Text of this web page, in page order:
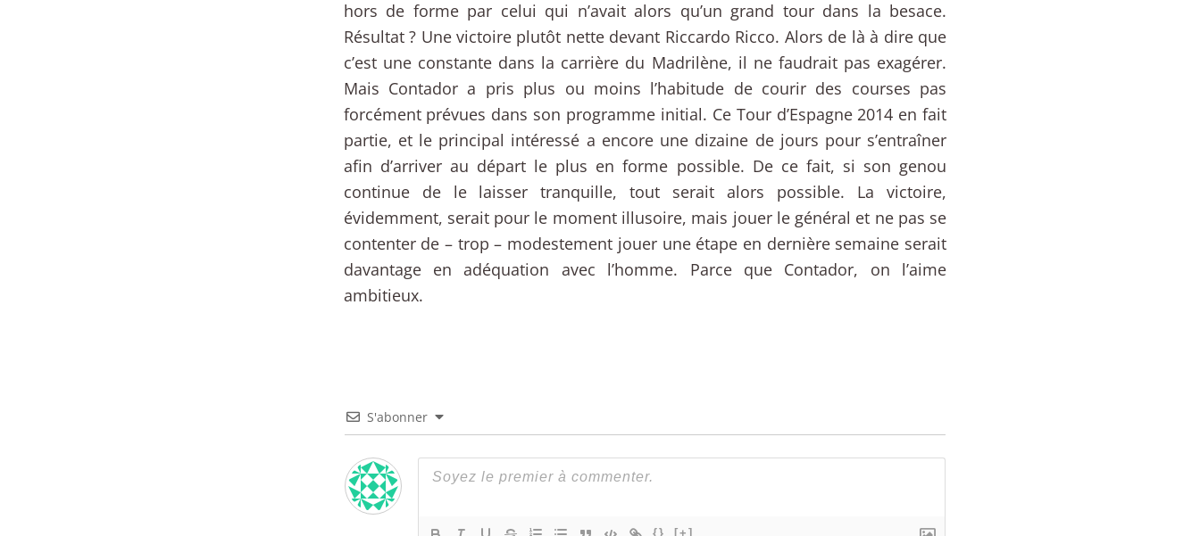
hors de forme par celui qui n’avait alors qu’un grand tour dans la besace.
Résultat ? Une victoire plutôt nette devant Riccardo Ricco. Alors de là à dire que
c’est une constante dans la carrière du Madrilène, il ne faudrait pas exagérer.
Mais Contador a pris plus ou moins l’habitude de courir des courses pas
forcément prévues dans son programme initial. Ce Tour d’Espagne 2014 en fait
partie, et le principal intéressé a encore une dizaine de jours pour s’entraîner
afin d’arriver au départ le plus en forme possible. De ce fait, si son genou
continue de le laisser tranquille, tout serait alors possible. La victoire,
évidemment, serait pour le moment illusoire, mais jouer le général et ne pas se
contenter de – trop – modestement jouer une étape en dernière semaine serait
davantage en adéquation avec l’homme. Parce que Contador, on l’aime
ambitieux.
S'abonner
{} [+]